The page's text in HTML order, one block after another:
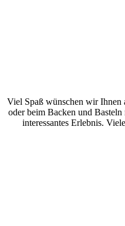
Viel Spaß wünschen wir Ihnen
oder beim Backen und
interessantes Erlebnis.